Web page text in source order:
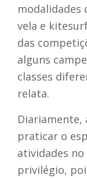
modalidades
vela e
das
alguns
classes
relata.
Diariamente,
praticar o
atividades no
privilégio,